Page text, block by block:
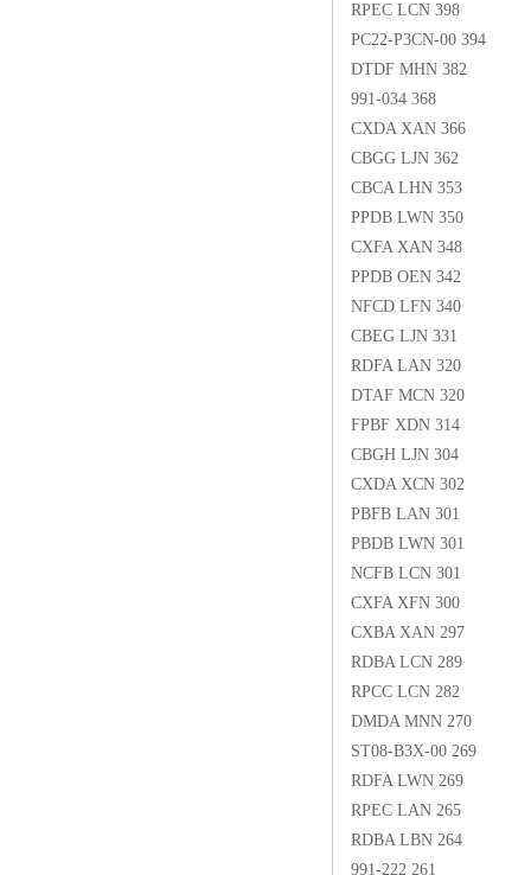
RPEC LCN 398
PC22-P3CN-00 394
DTDF MHN 382
991-034 368
CXDA XAN 366
CBGG LJN 362
CBCA LHN 353
PPDB LWN 350
CXFA XAN 348
PPDB OEN 342
NFCD LFN 340
CBEG LJN 331
RDFA LAN 320
DTAF MCN 320
FPBF XDN 314
CBGH LJN 304
CXDA XCN 302
PBFB LAN 301
PBDB LWN 301
NCFB LCN 301
CXFA XFN 300
CXBA XAN 297
RDBA LCN 289
RPCC LCN 282
DMDA MNN 270
ST08-B3X-00 269
RDFA LWN 269
RPEC LAN 265
RDBA LBN 264
991-222 261